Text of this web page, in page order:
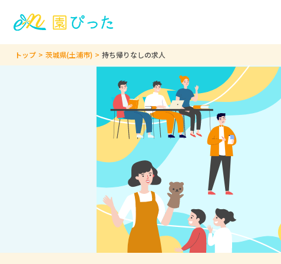
トップ 茨城県(土浦市) 持ち帰りなしの求人